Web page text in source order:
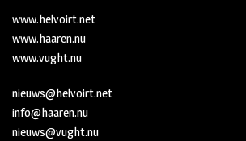
www.helvoirt.net
www.haaren.nu
www.vught.nu
nieuws@helvoirt.net
info@haaren.nu
nieuws@vught.nu